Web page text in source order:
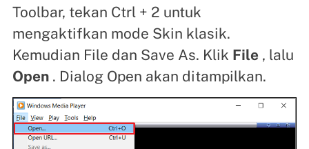
Toolbar, tekan Ctrl + 2 untuk
mengaktifkan mode Skin klasik.
Kemudian File dan Save As. Klik File , lalu
Open. Dialog Open akan ditampilkan.